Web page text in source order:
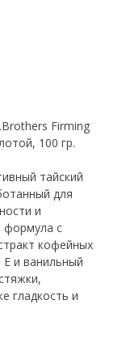
Firming
100 гр.
тайский
для
и
формула с
кофейных
Е и ванильный
гладкость и